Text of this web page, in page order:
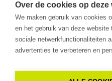
Je kan onze
altijd uitschrijven voor onze
Ik ga akkoord met het
Vestio.*
Over de cookies op deze
We maken gebruik van cookies
en het gebruik van deze
sociale netwerkfunctionaliteiten
advertenties te verbeteren en